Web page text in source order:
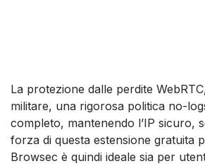
La protezione dalle perdite
militare, una rigorosa politica no-
completo, mantenendo l’IP sicuro,
forza di questa estensione gratuita
Browsec è quindi ideale sia per